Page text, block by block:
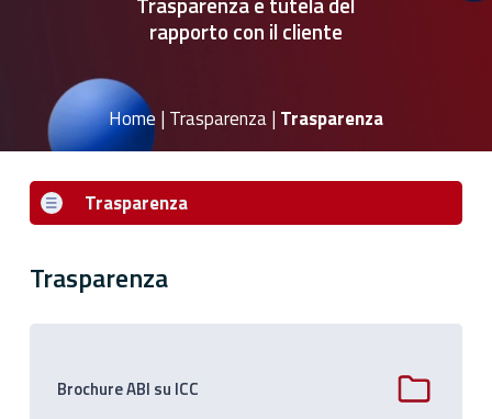
rapporto con il cliente
Home| Trasparenza| Trasparenza
Trasparenza
Trasparenza
Brochure ABI su ICC